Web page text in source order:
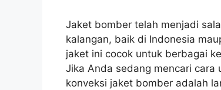
Jaket bomber telah menjadi
kalangan, baik di Indonesia
jaket ini cocok untuk berbagai
Jika Anda sedang mencari
konveksi jaket bomber adalah